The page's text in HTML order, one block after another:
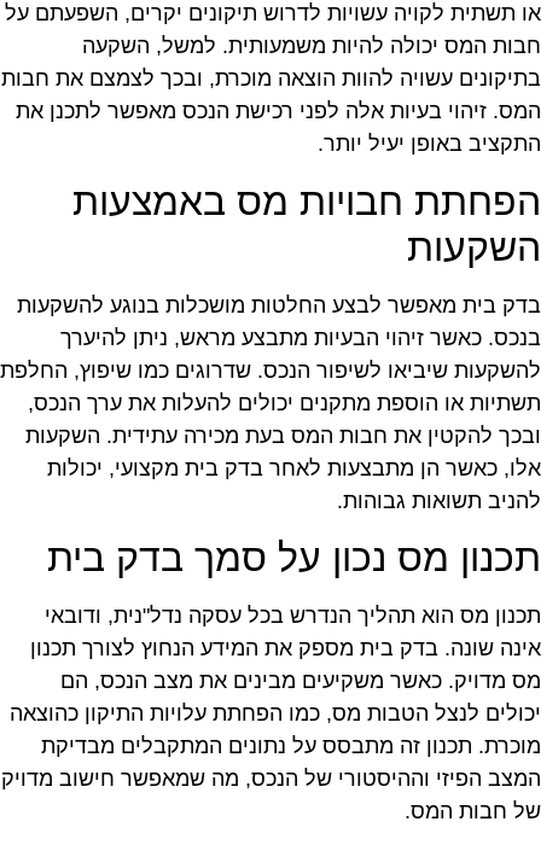
תשתית לקויה עשויות לדרוש תיקונים יקרים, השפעתם על
המס יכולה להיות משמעותית. למשל, השקעה
עשויה להוות הוצאה מוכרת, ובכך לצמצם את חבות
זיהוי בעיות אלה לפני רכישת הנכס מאפשר לתכנן את
באופן יעיל יותר.
חבויות מס באמצעות
בית מאפשר לבצע החלטות מושכלות בנוגע להשקעות
כאשר זיהוי הבעיות מתבצע מראש, ניתן להיערך
שיביאו לשיפור הנכס. שדרוגים כמו שיפוץ, החלפת
או הוספת מתקנים יכולים להעלות את ערך הנכס,
להקטין את חבות המס בעת מכירה עתידית. השקעות
כאשר הן מתבצעות לאחר בדק בית מקצועי, יכולות
תשואות גבוהות.
מס נכון על סמך בדק בית
מס הוא תהליך הנדרש בכל עסקה נדל"נית, ודובאי
שונה. בדק בית מספק את המידע הנחוץ לצורך תכנון
מדויק. כאשר משקיעים מבינים את מצב הנכס, הם
לנצל הטבות מס, כמו הפחתת עלויות התיקון כהוצאה
תכנון זה מתבסס על נתונים המתקבלים מבדיקת
הפיזי וההיסטורי של הנכס, מה שמאפשר חישוב מדויק
חבות המס.